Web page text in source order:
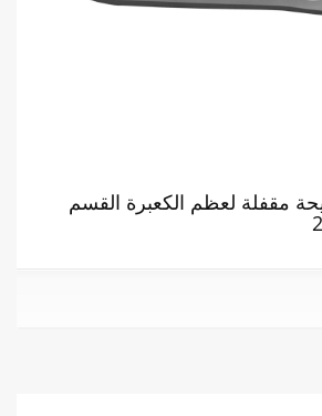
صفيحة مقفلة لعظم الكعبرة القسم